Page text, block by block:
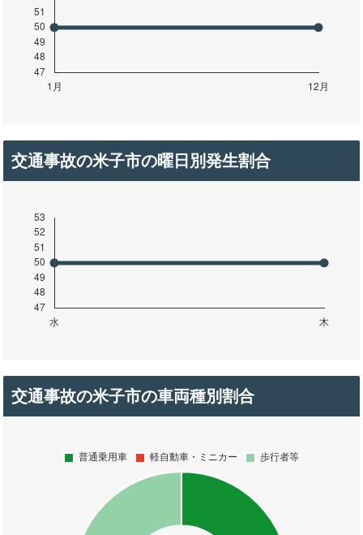
交通事故の米子市の曜日別発生割合
交通事故の米子市の車両種別割合